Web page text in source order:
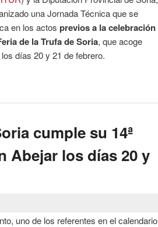
una Jornada Técnica que se
en los actos previos a la celebración
de la Trufa de Soria, que acoge
días 20 y 21 de febrero.
cumple su 14ª
Abejar los días 20 y
uno de los referentes en el calendario